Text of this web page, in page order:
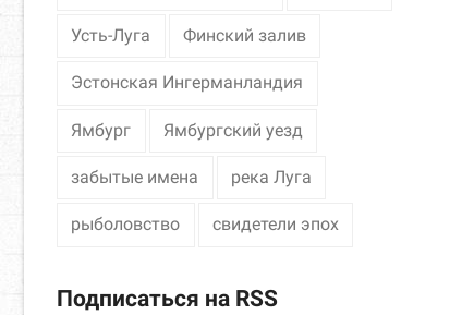
Усть-Луга Финский залив
Эстонская Ингерманландия
Ямбург Ямбургский уезд
забытые имена река Луга
рыболовство свидетели эпох
Подписаться на RSS